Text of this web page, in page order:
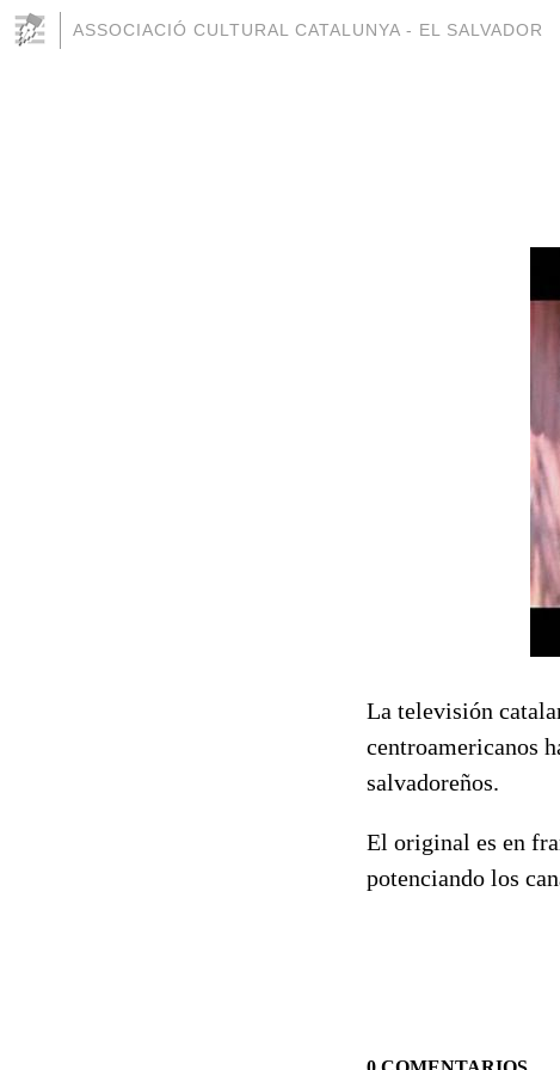
ASSOCIACIÓ CULTURAL CATALUNYA - EL SALVADOR
La televisión
centroamericanos
salvadoreños.
El original es en
potenciando los